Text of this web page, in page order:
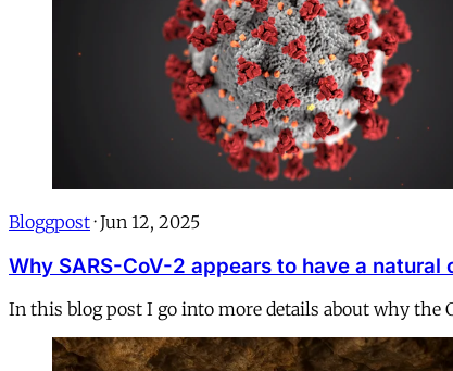
Bloggpost · Jun 12, 2025
Why SARS-CoV-2 appears to have a natural
In this blog post I go into more details about why the